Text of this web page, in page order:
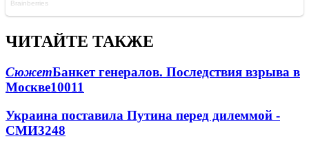
ЧИТАЙТЕ ТАКЖЕ
СюжетБанкет генералов. Последствия взрыва в
Москве10011
Украина поставила Путина перед дилеммой -
СМИ3248